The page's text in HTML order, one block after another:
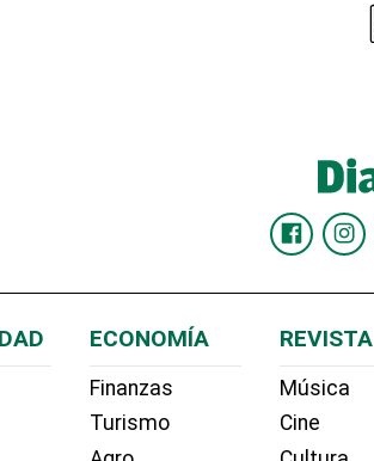
ECONOMÍA
Finanzas
Turismo
REVISTA
Música
Cine